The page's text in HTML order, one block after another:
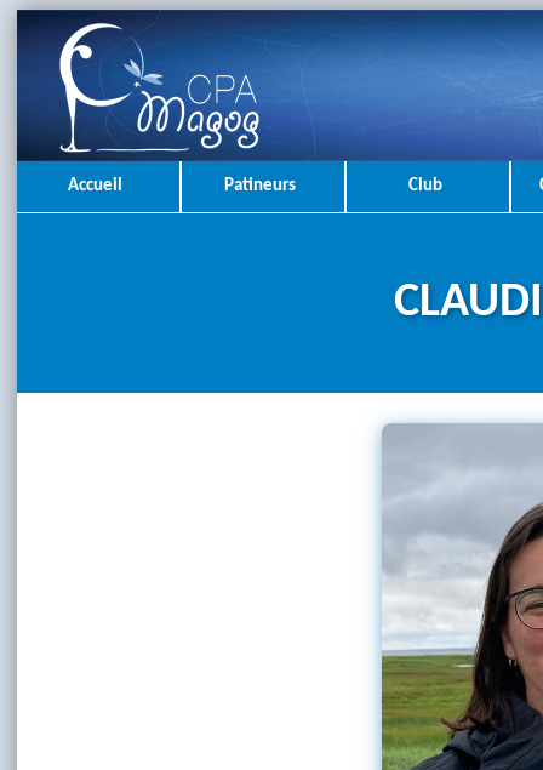
Accueil Patineurs Club